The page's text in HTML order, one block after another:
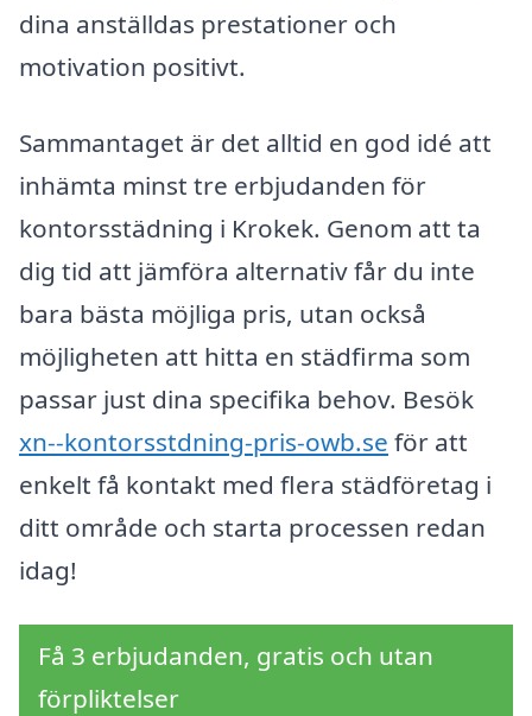
dina anställdas prestationer och
motivation positivt.
Sammantaget är det alltid en god idé att
inhämta minst tre erbjudanden för
kontorsstädning i Krokek. Genom att ta
dig tid att jämföra alternativ får du inte
bara bästa möjliga pris, utan också
möjligheten att hitta en städfirma som
passar just dina specifika behov. Besök
xn--kontorsstdning-pris-owb.se för att
enkelt få kontakt med flera städföretag i
ditt område och starta processen redan
idag!
Få 3 erbjudanden, gratis och utan
förpliktelser